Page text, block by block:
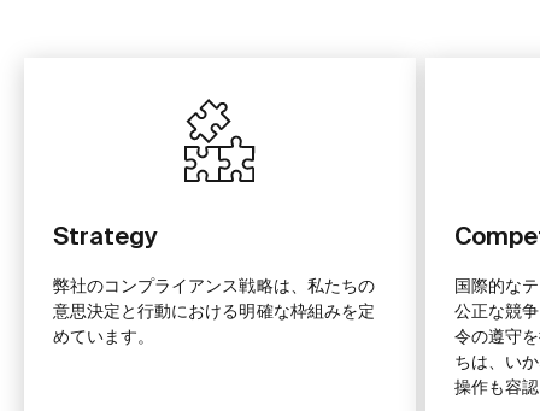
Strategy
弊社のコンプライアンス戦略は、私たちの
意思決定と行動における明確な枠組みを定
めています。
国際的な
公正な競
令の遵守
ちは、い
操作も容